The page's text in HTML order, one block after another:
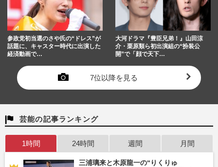
参政党初当選のさや氏の“ドレス”が
話題に、キャスター時代に出演した
経済動画で…
大河ドラマ『豊臣兄弟！』山田涼
介・栗原類ら初出演組の“扮装公
開”で「顔で天下…
7位以降を見る
芸能の記事ランキング
1時間 24時間 週間 月間
三浦璃来と木原龍一の“りくりゅ